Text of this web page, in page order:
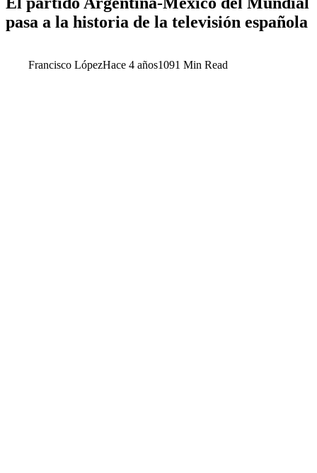
pasa a la historia de la televisión española
Francisco LópezHace 4 años1091 Min Read